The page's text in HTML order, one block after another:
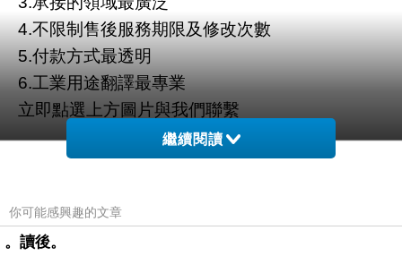
4.不限制售後服務期限及修改次數
5.付款方式最透明
6.工業用途翻譯最專業
立即點選上方圖片與我們聯繫
繼續閱讀
你可能感興趣的文章
。讀後。